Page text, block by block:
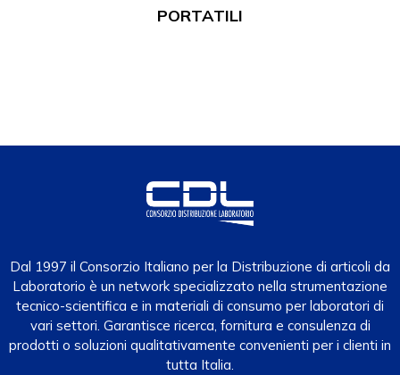
PORTATILI
Dal 1997 il Consorzio Italiano per la Distribuzione di articoli da
Laboratorio è un network specializzato nella strumentazione
tecnico-scientifica e in materiali di consumo per laboratori di
vari settori. Garantisce ricerca, fornitura e consulenza di
prodotti o soluzioni qualitativamente convenienti per i clienti in
tutta Italia.